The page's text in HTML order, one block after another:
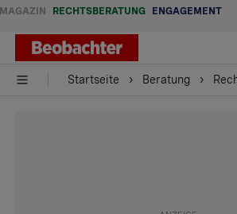
MAGAZIN RECHTSBERATUNG ENGAGEMENT
Startseite Beratung